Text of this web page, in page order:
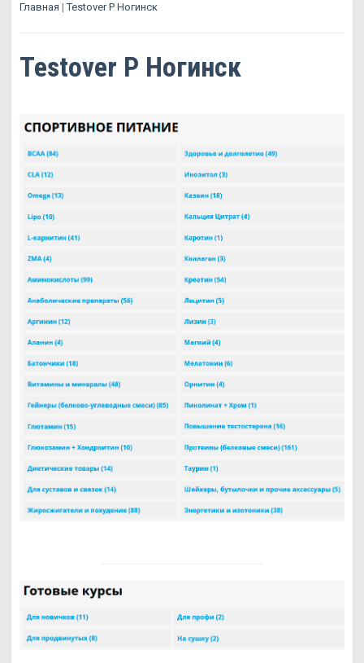
Главная |Testover P Ногинск
Testover P Ногинск